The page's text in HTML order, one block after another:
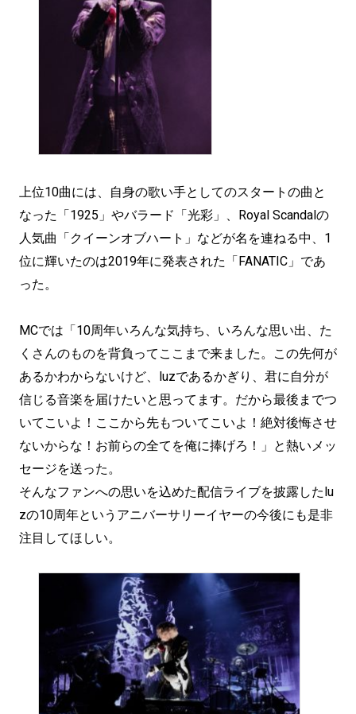
上位10曲には、自身の歌い手としてのスタートの曲と
なった「1925」やバラード「光彩」、Royal Scandalの
人気曲「クイーンオブハート」などが名を連ねる中、1
位に輝いたのは2019年に発表された「FANATIC」であ
った。
MCでは「10周年いろんな気持ち、いろんな思い出、た
くさんのものを背負ってここまで来ました。この先何が
あるかわからないけど、luzであるかぎり、君に自分が
信じる音楽を届けたいと思ってます。だから最後までつ
いてこいよ！ここから先もついてこいよ！絶対後悔させ
ないからな！お前らの全てを俺に捧げろ！」と熱いメッ
セージを送った。
そんなファンへの思いを込めた配信ライブを披露したlu
zの10周年というアニバーサリーイヤーの今後にも是非
注目してほしい。